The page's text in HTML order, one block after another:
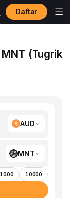
Daftar
(Tugrik
AUD
MNT
1000 10000